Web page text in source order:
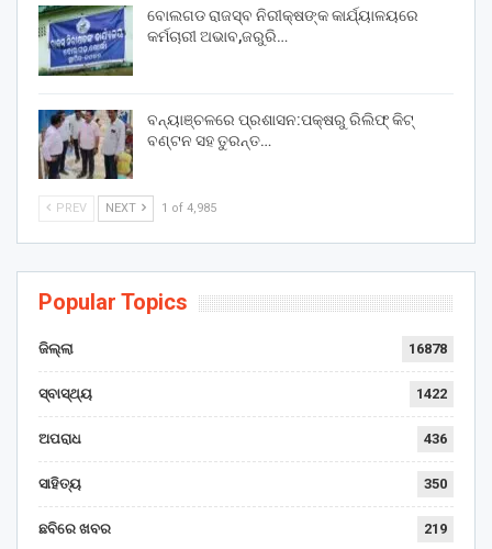
ବୋଲଗଡ ରାଜସ୍ବ ନିରୀକ୍ଷଙ୍କ କାର୍ଯ୍ୟାଳୟରେ
କର୍ମଚାରୀ ଅଭାବ,ଜରୁରି…
ବନ୍ୟାଞ୍ଚଳରେ ପ୍ରଶାସନ:ପକ୍ଷରୁ ରିଲିଫ୍ କିଟ୍
ବଣ୍ଟନ ସହ ତୁରନ୍ତ…
PREV NEXT 1 of 4,985
Popular Topics
ଜିଲ୍ଲା 16878
ସ୍ବାସ୍ଥ୍ୟ 1422
ଅପରାଧ 436
ସାହିତ୍ୟ 350
ଛବିରେ ଖବର 219